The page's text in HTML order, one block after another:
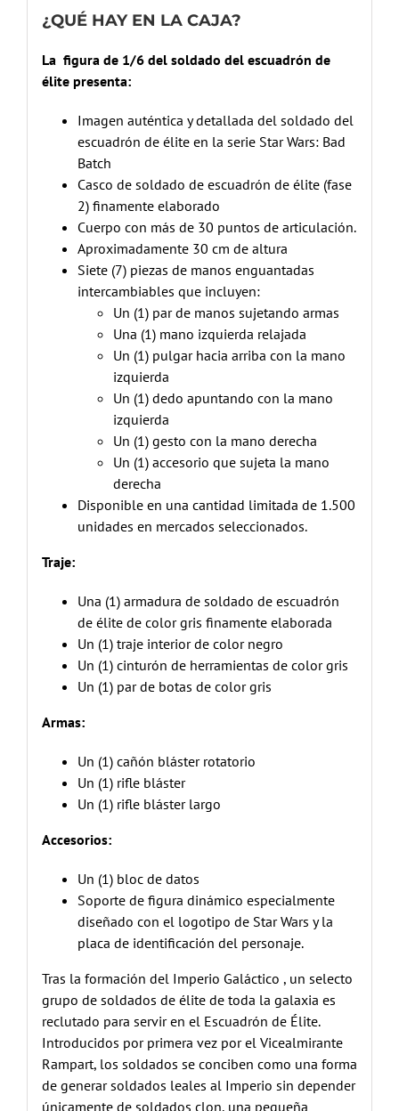
¿QUÉ HAY EN LA CAJA?
La figura de 1/6 del soldado del escuadrón de
élite presenta:
Imagen auténtica y detallada del soldado del
escuadrón de élite en la serie Star Wars: Bad
Batch
Casco de soldado de escuadrón de élite (fase
2) finamente elaborado
Cuerpo con más de 30 puntos de articulación.
Aproximadamente 30 cm de altura
Siete (7) piezas de manos enguantadas
intercambiables que incluyen:
Un (1) par de manos sujetando armas
Una (1) mano izquierda relajada
Un (1) pulgar hacia arriba con la mano
izquierda
Un (1) dedo apuntando con la mano
izquierda
Un (1) gesto con la mano derecha
Un (1) accesorio que sujeta la mano
derecha
Disponible en una cantidad limitada de 1.500
unidades en mercados seleccionados.
Traje:
Una (1) armadura de soldado de escuadrón
de élite de color gris finamente elaborada
Un (1) traje interior de color negro
Un (1) cinturón de herramientas de color gris
Un (1) par de botas de color gris
Armas:
Un (1) cañón bláster rotatorio
Un (1) rifle bláster
Un (1) rifle bláster largo
Accesorios:
Un (1) bloc de datos
Soporte de figura dinámico especialmente
diseñado con el logotipo de Star Wars y la
placa de identificación del personaje.
Tras la formación del Imperio Galáctico , un selecto
grupo de soldados de élite de toda la galaxia es
reclutado para servir en el Escuadrón de Élite.
Introducidos por primera vez por el Vicealmirante
Rampart, los soldados se conciben como una forma
de generar soldados leales al Imperio sin depender
únicamente de soldados clon, una pequeña